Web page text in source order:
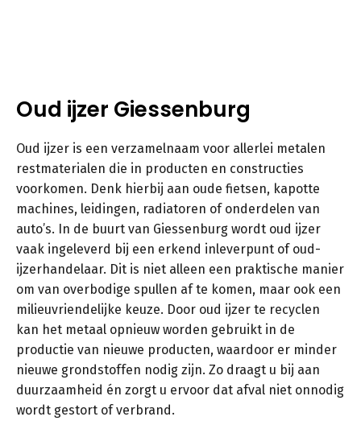
Oud ijzer Giessenburg
Oud ijzer is een verzamelnaam voor allerlei metalen
restmaterialen die in producten en constructies
voorkomen. Denk hierbij aan oude fietsen, kapotte
machines, leidingen, radiatoren of onderdelen van
auto’s. In de buurt van Giessenburg wordt oud ijzer
vaak ingeleverd bij een erkend inleverpunt of oud-
ijzerhandelaar. Dit is niet alleen een praktische manier
om van overbodige spullen af te komen, maar ook een
milieuvriendelijke keuze. Door oud ijzer te recyclen
kan het metaal opnieuw worden gebruikt in de
productie van nieuwe producten, waardoor er minder
nieuwe grondstoffen nodig zijn. Zo draagt u bij aan
duurzaamheid én zorgt u ervoor dat afval niet onnodig
wordt gestort of verbrand.